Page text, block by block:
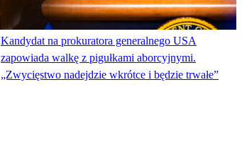
Kandydat na prokuratora generalnego USA
zapowiada walkę z pigułkami aborcyjnymi.
„Zwycięstwo nadejdzie wkrótce i będzie trwałe”